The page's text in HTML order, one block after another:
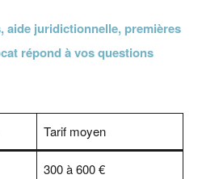
aide juridictionnelle, premières
répond à vos questions
Tarif moyen
300 à 600 €